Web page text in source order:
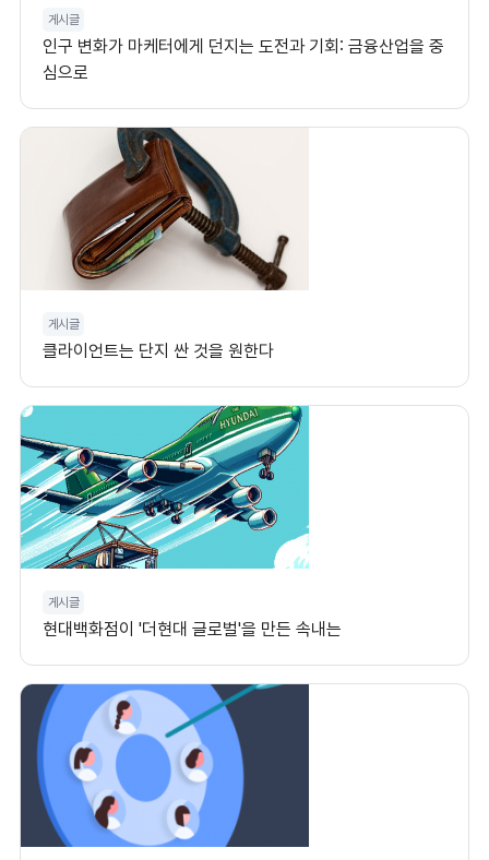
게시글
인구 변화가 마케터에게 던지는 도전과 기회: 금융산업을 중
심으로
게시글
클라이언트는 단지 싼 것을 원한다
게시글
현대백화점이 '더현대 글로벌'을 만든 속내는